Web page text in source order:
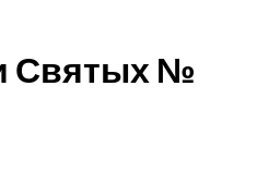
Святых №